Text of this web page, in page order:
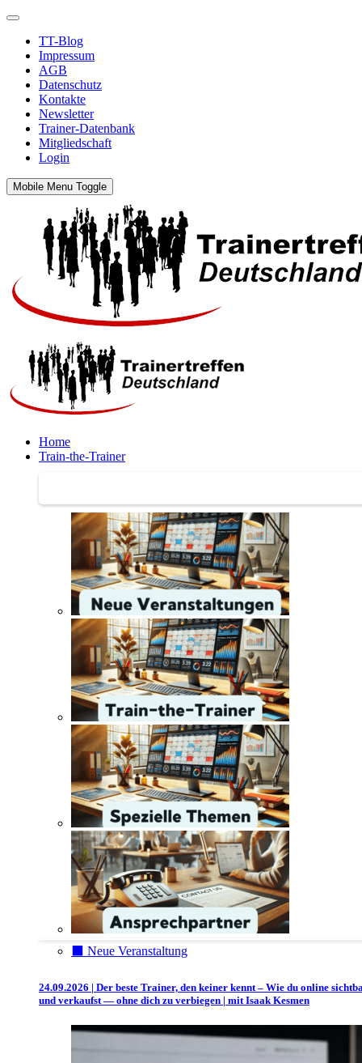
TT-Blog
Impressum
AGB
Datenschutz
Kontakte
Newsletter
Trainer-Datenbank
Mitgliedschaft
Login
Mobile Menu Toggle
Home
Train-the-Trainer
⬛️ Neue Veranstaltung
24.09.2026 | Der beste Trainer, den keiner kennt – Wie du online
und verkaufst — ohne dich zu verbiegen | mit Isaak Kesmen